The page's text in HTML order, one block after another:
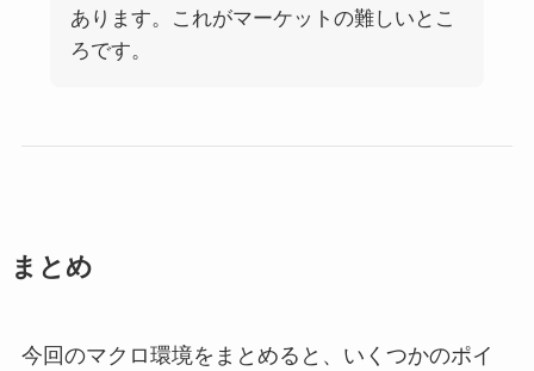
あります。これがマーケットの難しいとこ
ろです。
まとめ
今回のマクロ環境をまとめると、いくつかのポイ